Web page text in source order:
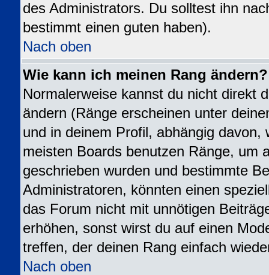
des Administrators. Du solltest ihn
bestimmt einen guten haben).
Nach oben
Wie kann ich meinen Rang ändern?
Normalerweise kannst du nicht direkt
ändern (Ränge erscheinen unter
und in deinem Profil, abhängig
meisten Boards benutzen Ränge, um
geschrieben wurden und bestimmte
Administratoren, könnten einen
das Forum nicht mit unnötigen
erhöhen, sonst wirst du auf einen
treffen, der deinen Rang einfach
Nach oben